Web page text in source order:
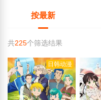
按最新
共225个筛选结果
日韩动漫